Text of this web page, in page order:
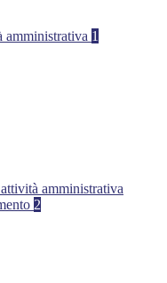
amministrativa 1
amministrativa
2